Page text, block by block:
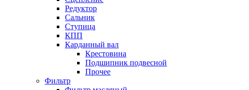
Редуктор
Сальник
Ступица
КПП
Карданный вал
Крестовина
Подшипник подвесной
Прочее
Фильтр